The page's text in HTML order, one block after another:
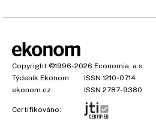
Copyright ©1996-2026 Economia, a.s.
Týdeník Ekonom
ISSN 1210-0714
ekonom.cz
ISSN 2787-9380
Certifikováno: